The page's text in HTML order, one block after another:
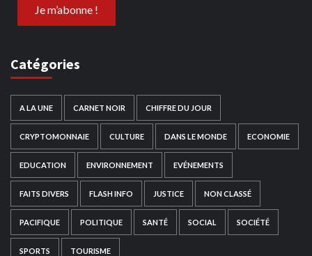
Catégories
A LA UNE CARNET NOIR CHIFFRE DU JOUR
CRYPTOMONNAIE CULTURE DANS LE MONDE ECONOMIE
EDUCATION ENVIRONNEMENT EVÉNEMENTS
FAITS DIVERS FLASH INFO JUSTICE NON CLASSÉ
PACIFIQUE POLITIQUE SANTÉ SOCIAL SOCIÉTÉ
SPORTS TOURISME